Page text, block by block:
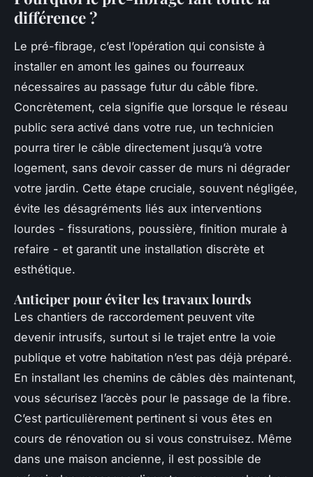
différence ?
Le pré-fibrage, c’est l’opération qui consiste à
installer en amont les gaines ou fourreaux
nécessaires au passage futur du câble fibre.
Concrètement, cela signifie que lorsque le réseau
public sera activé dans votre rue, un technicien
pourra tirer le câble directement jusqu’à votre
logement, sans devoir casser de murs ni dégrader
votre jardin. Cette étape cruciale, souvent négligée,
évite les désagréments liés aux interventions
lourdes - fissurations, poussière, finition murale à
refaire - et garantit une installation discrète et
esthétique.
Anticiper pour éviter les travaux lourds
Les chantiers de raccordement peuvent vite
devenir intrusifs, surtout si le trajet entre la voie
publique et votre habitation n’est pas déjà préparé.
En installant les chemins de câbles dès maintenant,
vous sécurisez l’accès pour le passage de la fibre.
C’est particulièrement pertinent si vous êtes en
cours de rénovation ou si vous construisez. Même
dans une maison ancienne, il est possible de